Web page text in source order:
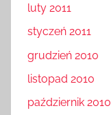
luty 2011
styczeń 2011
grudzień 2010
listopad 2010
październik 2010